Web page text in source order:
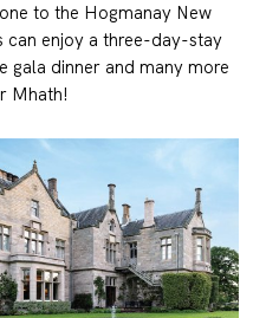
to the Hogmanay New
can enjoy a three-day-stay
gala dinner and many more
Mhath!